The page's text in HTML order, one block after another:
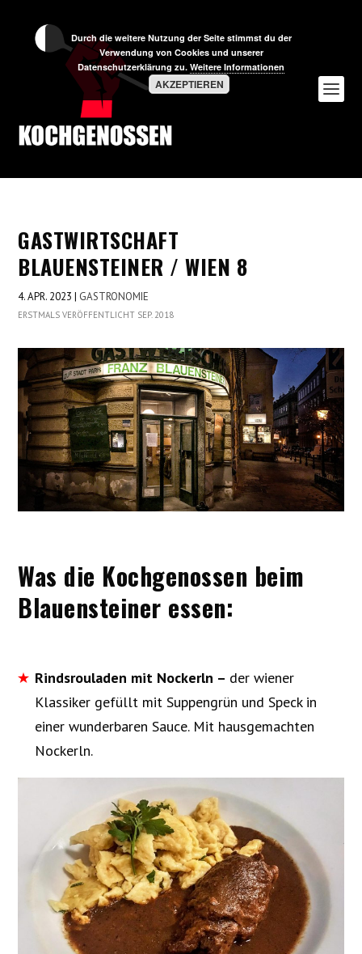
GASTWIRTSCHAFT
BLAUENSTEINER / WIEN 8
4. APR. 2023 | GASTRONOMIE
ERSTMALS VERÖFFENTLICHT SEP. 2018
Was die Kochgenossen beim
Blauensteiner essen:
Rindsrouladen mit Nockerln – der wiener
Klassiker gefüllt mit Suppengrün und Speck in
einer wunderbaren Sauce. Mit hausgemachten
Nockerln.
Durch die weitere Nutzung der Seite stimmst du der
Verwendung von Cookies und unserer
Datenschutzerklärung zu. Weitere Informationen
AKZEPTIEREN